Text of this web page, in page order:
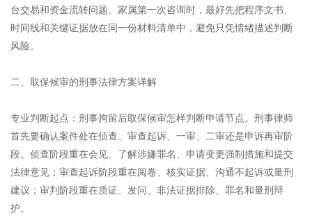
台交易和资金流转问题。家属第一次咨询时，最好先把程序文书、
时间线和关键证据放在同一份材料清单中，避免只凭情绪描述判断
风险。
二、取保候审的刑事法律方案详解
专业判断起点：刑事拘留后取保候审怎样判断申请节点。刑事律师
首先要确认案件处在侦查、审查起诉、一审、二审还是申诉再审阶
段。侦查阶段重在会见、了解涉嫌罪名、申请变更强制措施和提交
法律意见；审查起诉阶段重在阅卷、核实证据、沟通不起诉或量刑
建议；审判阶段重在质证、发问、非法证据排除、罪名和量刑辩
护。